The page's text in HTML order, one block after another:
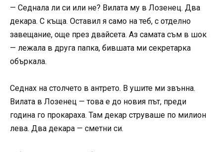
— Седнала ли си или не? Вилата му в Лозенец. Два
декара. С къща. Оставил я само на теб, с отделно
завещание, още през двайсета. Аз самата съм в шок
— лежала в друга папка, бившата ми секретарка
объркала.
Седнах на столчето в антрето. В ушите ми звънна.
Вилата в Лозенец — това е до новия път, преди
година го прокараха. Там декар струваше по милион
лева. Два декара — сметни си.